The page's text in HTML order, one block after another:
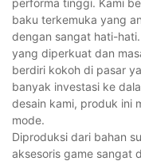
baku terkemuka yang
dengan sangat hati-
yang diperkuat dan
berdiri kokoh di pasar
banyak investasi ke
desain kami, produk ini
mode.
Diproduksi dari bahan
aksesoris game sangat